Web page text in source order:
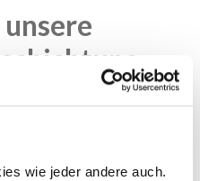
wie jeder andere auch.